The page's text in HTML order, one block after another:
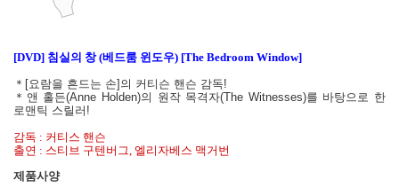
[DVD] 침실의 창 (베드룸 윈도우) [The Bedroom Window]
＊[요람을 흔드는 손]의 커티슨 핸슨 감독!
＊앤 홀든(Anne Holden)의 원작 목격자(The Witnesses)를 바탕으로 한
로맨틱 스릴러!
감독 : 커티스 핸슨
출연 : 스티브 구텐버그, 엘리자베스 맥거번
제품사양